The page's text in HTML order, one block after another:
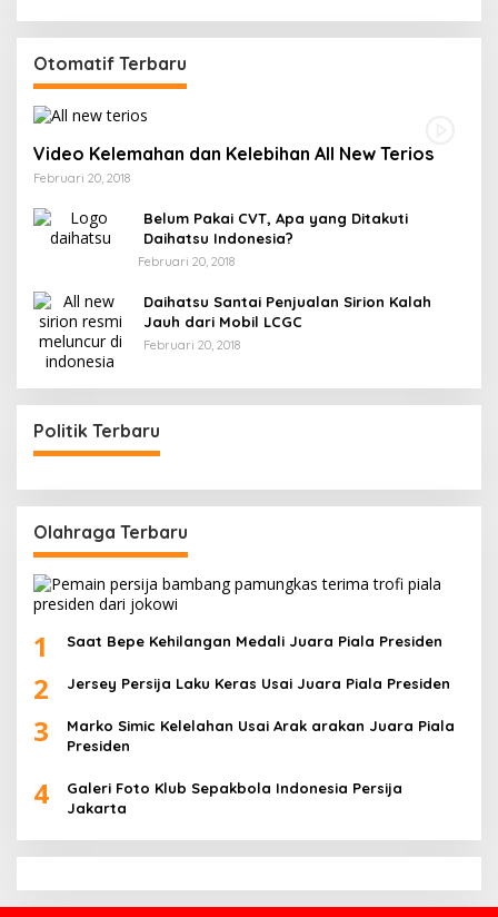
Otomatif Terbaru
Video Kelemahan dan Kelebihan All New Terios
Februari 20, 2018
Belum Pakai CVT, Apa yang Ditakuti
Daihatsu Indonesia?
Februari 20, 2018
Daihatsu Santai Penjualan Sirion Kalah
Jauh dari Mobil LCGC
Februari 20, 2018
Politik Terbaru
Olahraga Terbaru
1 Saat Bepe Kehilangan Medali Juara Piala Presiden
2 Jersey Persija Laku Keras Usai Juara Piala Presiden
3
Marko Simic Kelelahan Usai Arak arakan Juara Piala
Presiden
4
Galeri Foto Klub Sepakbola Indonesia Persija
Jakarta